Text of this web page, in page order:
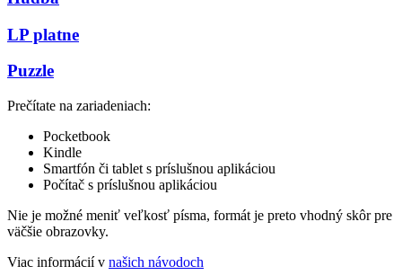
LP platne
Puzzle
Prečítate na zariadeniach:
Pocketbook
Kindle
Smartfón či tablet s príslušnou aplikáciou
Počítač s príslušnou aplikáciou
Nie je možné meniť veľkosť písma, formát je preto vhodný skôr pre
väčšie obrazovky.
Viac informácií v našich návodoch